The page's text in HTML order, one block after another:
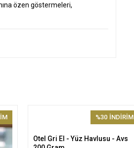
özen göstermeleri,
%30 İNDİRİM
Sepete Ekle
Otel Gri El - Yüz Havlusu - Avs